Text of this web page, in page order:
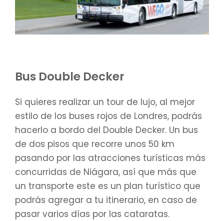
Bus Double Decker
Si quieres realizar un tour de lujo, al mejor
estilo de los buses rojos de Londres, podrás
hacerlo a bordo del Double Decker. Un bus
de dos pisos que recorre unos 50 km
pasando por las atracciones turísticas más
concurridas de Niágara, así que más que
un transporte este es un plan turístico que
podrás agregar a tu itinerario, en caso de
pasar varios días por las cataratas.